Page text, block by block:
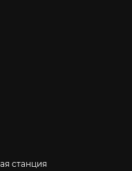
станция